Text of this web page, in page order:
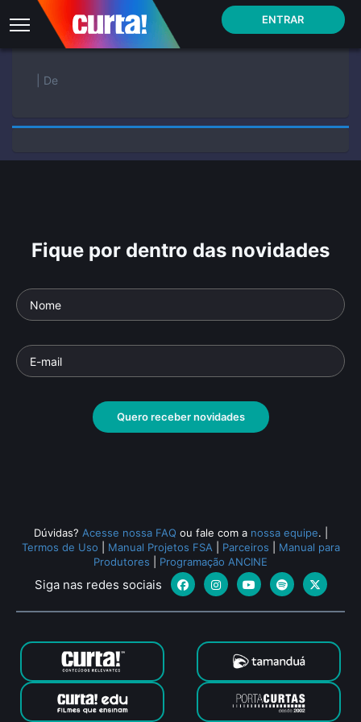
ENTRAR
| De
Fique por dentro das novidades
Quero receber novidades
Dúvidas? Acesse nossa FAQ ou fale com a nossa equipe.
Termos de Uso
Manual Projetos FSA Parceiros
Manual para
Produtores
Programação ANCINE
Siga nas redes sociais